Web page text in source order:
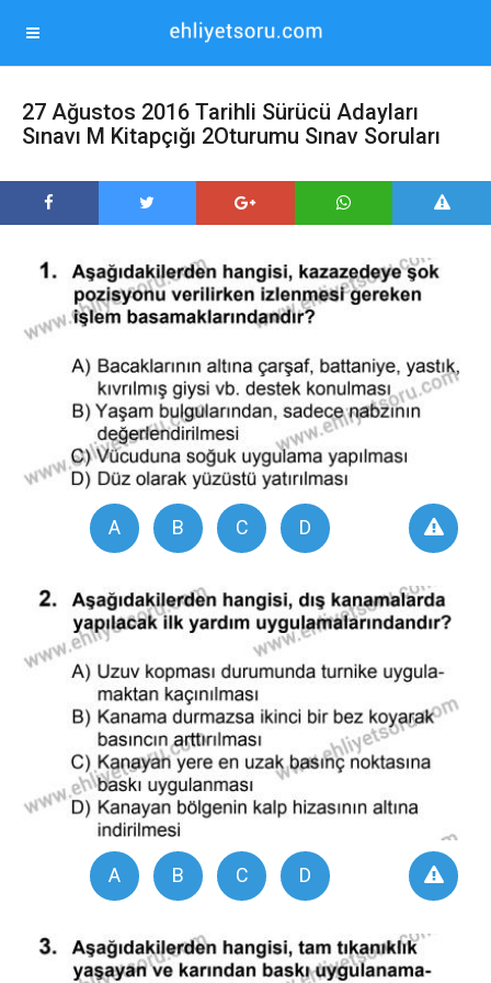
27 Ağustos 2016 Tarihli Sürücü Adayları
Sınavı M Kitapçığı 2Oturumu Sınav Soruları
A B C D
A B C D